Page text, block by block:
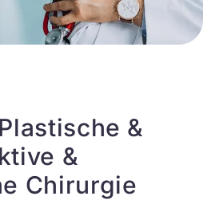
&
&
Chirurgie